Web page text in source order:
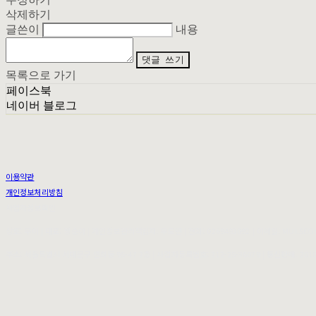
삭제하기
글쓴이
내용
댓글 쓰기
목록으로 가기
페이스북
네이버 블로그
이용약관
개인정보처리방침